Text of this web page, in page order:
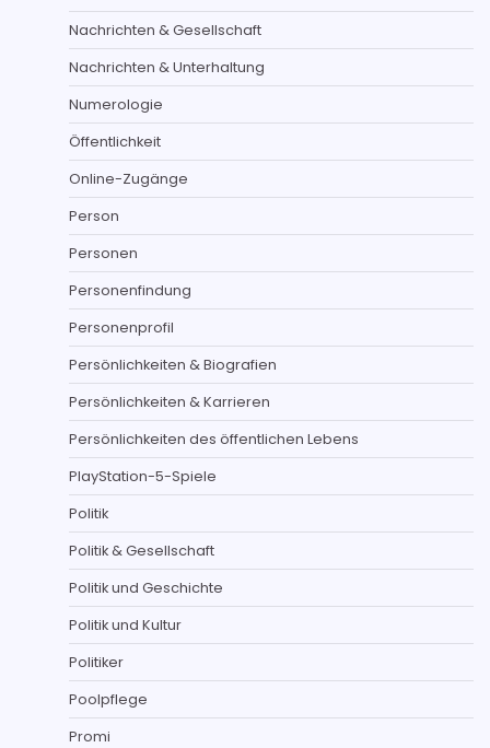
Nachrichten & Gesellschaft
Nachrichten & Unterhaltung
Numerologie
Öffentlichkeit
Online-Zugänge
Person
Personen
Personenfindung
Personenprofil
Persönlichkeiten & Biografien
Persönlichkeiten & Karrieren
Persönlichkeiten des öffentlichen Lebens
PlayStation-5-Spiele
Politik
Politik & Gesellschaft
Politik und Geschichte
Politik und Kultur
Politiker
Poolpflege
Promi